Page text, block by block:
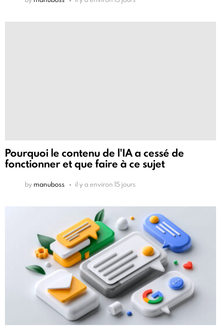
Pourquoi le contenu de l'IA a cessé de
fonctionner et que faire à ce sujet
by manuboss il y a environ 15 jours